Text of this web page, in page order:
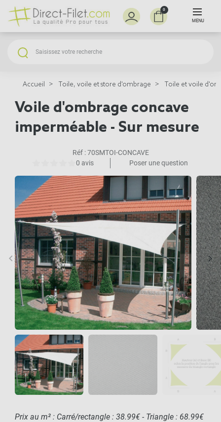
0
MENU
Accueil Toile, voile et store d'ombrage Toile et voile
Voile d'ombrage concave
imperméable - Sur mesure
Réf :70SMTOI-CONCAVE
0 avis
Poser une question
Précédent
keyboard_arrow_left keyboard_arrow_right
Prix au m² : Carré/rectangle : 38.99€ - Triangle : 68.99€